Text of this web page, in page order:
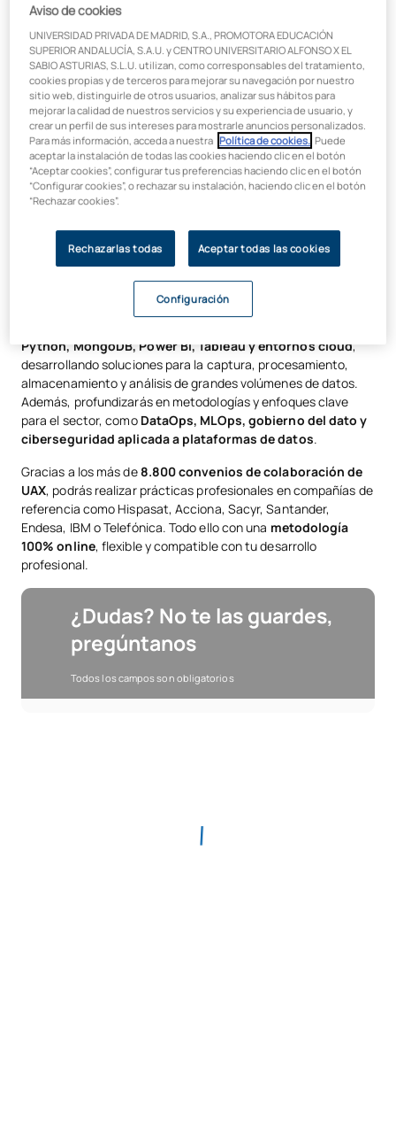
Todo ello con un enfoque práctico orientado a resolver retos
reales de negocio y a responder a las necesidades que
actualmente demandan las empresas.
Al finalizar el máster, estarás preparado paradiseñar,
desarrollar y gestionar proyectos de datos de principio a
fin, convirtiendo la información en una ventaja competitiva
para cualquier organización.
Formación práctica con la
tecnología que utilizan las
empresas
Aprende a trabajar con algunas de las herramientas y
Python, MongoDB, Power BI, Tableau y entornos cloud,
desarrollando soluciones para la captura, procesamiento,
almacenamiento y análisis de grandes volúmenes de datos.
Además, profundizarás en metodologías y enfoques clave
para el sector, como DataOps, MLOps, gobierno del dato y
ciberseguridad aplicada a plataformas de datos.
Gracias a los más de 8.800 convenios de colaboración de
UAX, podrás realizar prácticas profesionales en compañías de
referencia como Hispasat, Acciona, Sacyr, Santander,
Endesa, IBM o Telefónica. Todo ello con una metodología
100% online, flexible y compatible con tu desarrollo
profesional.
¿Dudas? No te las guardes,
pregúntanos
Todos los campos son obligatorios
Aviso de cookies
UNIVERSIDAD PRIVADA DE MADRID, S.A., PROMOTORA EDUCACIÓN
SUPERIOR ANDALUCÍA, S.A.U. y CENTRO UNIVERSITARIO ALFONSO X EL
SABIO ASTURIAS, S.L.U. utilizan, como corresponsables del tratamiento,
cookies propias y de terceros para mejorar su navegación por nuestro
sitio web, distinguirle de otros usuarios, analizar sus hábitos para
mejorar la calidad de nuestros servicios y su experiencia de usuario, y
crear un perfil de sus intereses para mostrarle anuncios personalizados.
Para más información, acceda a nuestra Política de cookies. . Puede
aceptar la instalación de todas las cookies haciendo clic en el botón
“Aceptar cookies”, configurar tus preferencias haciendo clic en el botón
“Configurar cookies”, o rechazar su instalación, haciendo clic en el botón
“Rechazar cookies”.
Rechazarlas todas Aceptar todas las cookies
Configuración